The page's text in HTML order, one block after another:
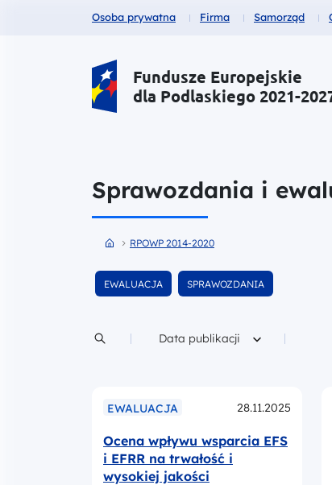
Fundusze dla
Osoba prywatna Fundusze dla
Firma Fundusze
Samorząd
Portal Funduszy Europejskich
Fundusze Europejskie
dla Podlaskiego 2021-
Sprawozdania i
Przejdź do strony głównej portalu
RPOWP 2014-2020Przejdź do RPOWP 2014-
Wyfiltruj
EWALUACJA Wyfiltruj
SPRAWOZDANIA
Data publikacji
EWALUACJA 28.11.2025
Ocena wpływu wsparcia EFS
i EFRR na trwałość i
wysokiej jakości